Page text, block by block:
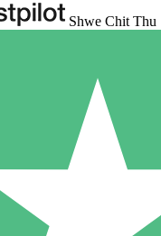
Shwe Chit Thu